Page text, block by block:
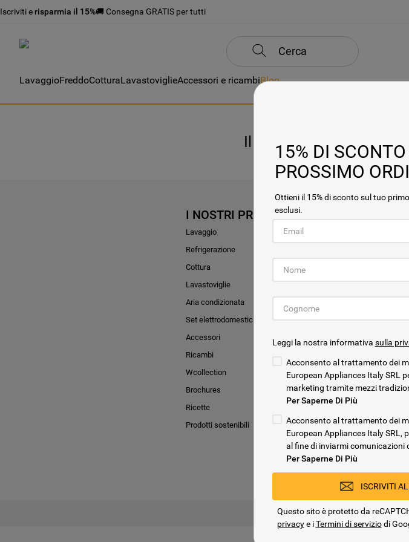
Iscriviti e risparmia il 15%🚚 Consegna GRATIS per tutti
Cerca
LavaggioFreddoCotturaLavastoviglieAccessori e ricambiBlog
Il tuo ordine non è
I NOSTRI PRODOTTI
Lavaggio
Refrigerazione
Cottura
Lavastoviglie
Aria condizionata
Set elettrodomestici
Accessori
Ricambi
Wcollection
Brochures
Ricette
Prodotti sostenibili
Whirlpool
Contatti
Piani di protezione
Problemi e soluzioni
Prenota un
Domande frequenti
Sul sicuro
15% DI
PROSSIMO
Ottieni il 15% di sconto sul tuo
esclusi.
Leggi la nostra informativa sulla
Acconsento al trattamento dei
European Appliances Italy SRL
marketing tramite mezzi
Per Saperne Di Più
Acconsento al trattamento dei
European Appliances Italy
al fine di inviarmi comunicazioni
Per Saperne Di Più
ISCRIVITI
Questo sito è protetto da
privacye iTermini di serviziodi